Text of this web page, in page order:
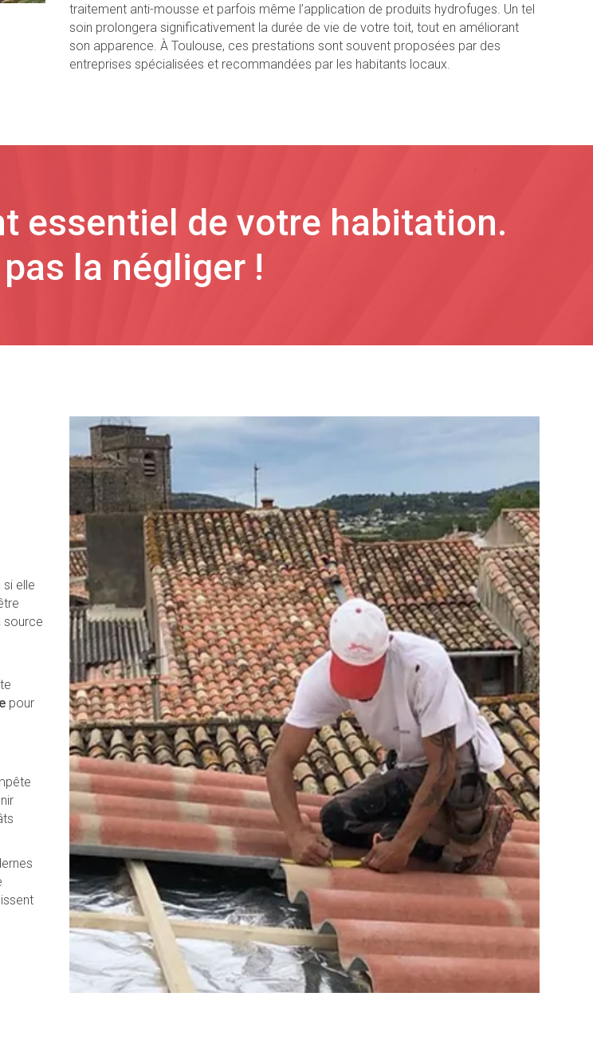
traitement anti-mousse et parfois même l’application de produits hydrofuges. Un tel
soin prolongera significativement la durée de vie de votre toit, tout en améliorant
son apparence. À Toulouse, ces prestations sont souvent proposées par des
entreprises spécialisées et recommandées par les habitants locaux.
essentiel de votre habitation.
la négliger !
elle
source
pour